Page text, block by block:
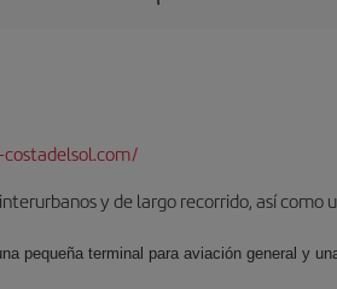
y de largo recorrido, así
pequeña terminal para aviación general y